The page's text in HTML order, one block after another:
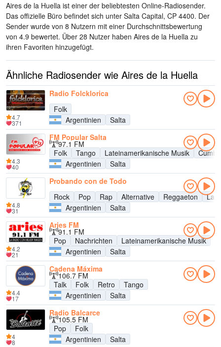
Aires de la Huella ist einer der beliebtesten Online-Radiosender.
Das offizielle Büro befindet sich unter Salta Capital, CP 4400. Der
Sender wurde von 8 Nutzern mit einer Durchschnittsbewertung
von 4.9 bewertet. Über 28 Nutzer haben Aires de la Huella zu
ihren Favoriten hinzugefügt.
Ähnliche Radiosender wie Aires de la Huella
Radio Folcklorica
Folk
Argentinien
Salta
4.7
371
FM Popular Salta
97.1 FM
Folk
Tango Lateinamerikanische Musik
Argentinien
Salta
4.3
40
Probando con de Todo
Rock
Pop Rap Alternative Reggaeton
Argentinien
Salta
4.8
31
Aries FM
91.1 FM
Pop
Nachrichten
Lateinamerikanische Musik
Argentinien
Salta
4.2
21
Cadena Máxima
106.7 FM
Talk
Folk Retro
Tango
Argentinien
Salta
4.4
17
Radio Balcarce
105.5 FM
Pop
Folk
Argentinien
Salta
4
8